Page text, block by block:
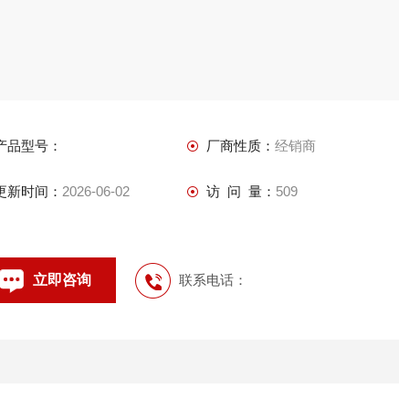
品型号： 厂商性质： 经销商
新时间： 2026-06-02 访 问 量： 509
立即咨询 联系电话：